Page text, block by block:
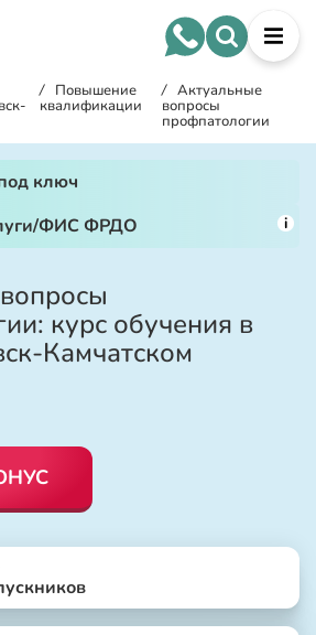
/ Повышение
квалификации
/ Актуальные
вопросы
профпатологии
ключ
ФИС ФРДО
i
курс обучения в
Камчатском